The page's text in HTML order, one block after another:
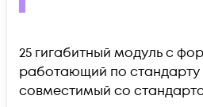
25 гигабитный модуль с
работающий по стандарту
совместимый со